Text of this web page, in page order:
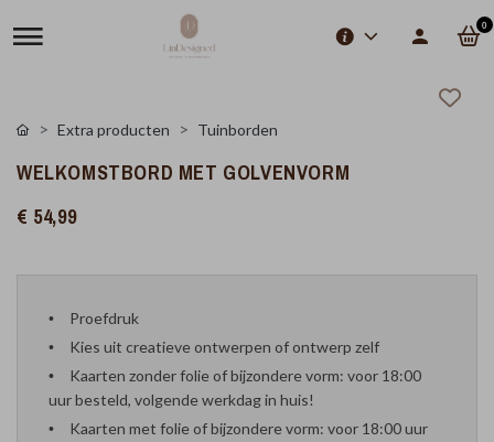
0
Extra producten Tuinborden
WELKOMSTBORD MET GOLVENVORM
€ 54,99
Proefdruk
Kies uit creatieve ontwerpen of ontwerp zelf
Kaarten zonder folie of bijzondere vorm: voor 18:00
uur besteld, volgende werkdag in huis!
Kaarten met folie of bijzondere vorm: voor 18:00 uur